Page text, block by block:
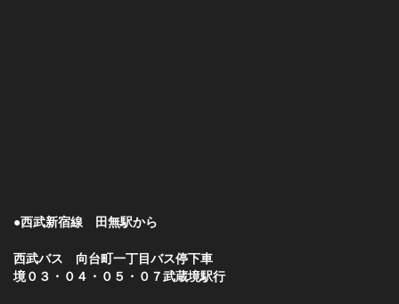
●西武新宿線 田無駅から
西武バス 向台町一丁目バス停下車
境０３・０４・０５・０７武蔵境駅行